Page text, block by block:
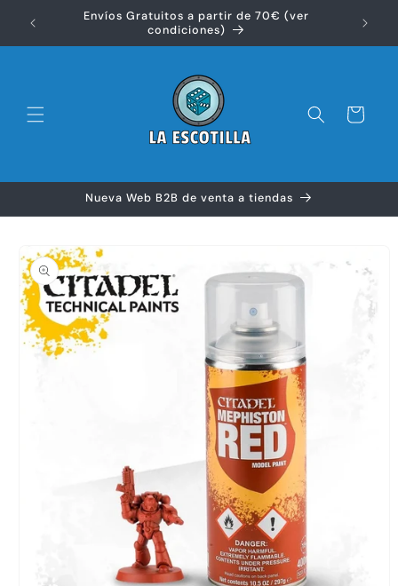
directamenteEnvíos Gratuitos a partir de 70€ (ver
condiciones)
Carrito
Nueva Web B2B de venta a tiendas
directamente
a la
información
del producto